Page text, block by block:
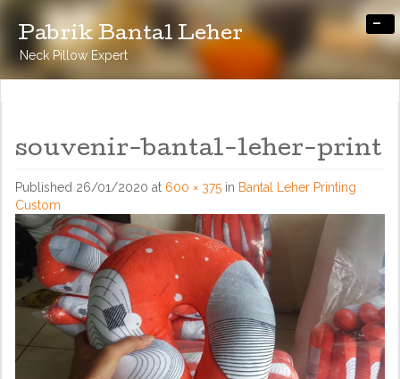
Pabrik Bantal Leher
Neck Pillow Expert
-
souvenir-bantal-leher-print
Published 26/01/2020 at 600 × 375 in Bantal Leher Printing
Custom